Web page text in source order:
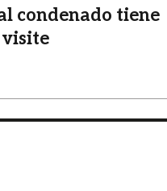
condenado tiene